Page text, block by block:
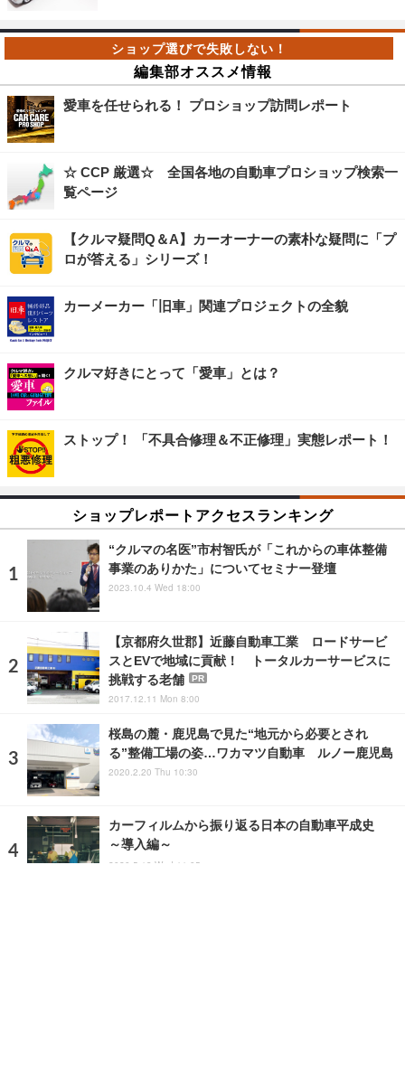
編集部オススメ情報
愛車を任せられる！ プロショップ訪問レポート
☆ CCP 厳選☆ 全国各地の自動車プロショップ検索一
覧ページ
【クルマ疑問Q＆A】カーオーナーの素朴な疑問に「プ
ロが答える」シリーズ！
カーメーカー「旧車」関連プロジェクトの全貌
クルマ好きにとって「愛車」とは？
ストップ！ 「不具合修理＆不正修理」実態レポート！
ショップレポートアクセスランキング
“クルマの名医”市村智氏が「これからの車体整備
事業のありかた」についてセミナー登壇
2023.10.4 Wed 18:00
【京都府久世郡】近藤自動車工業 ロードサービ
スとEVで地域に貢献！ トータルカーサービスに
挑戦する老舗
PR
2017.12.11 Mon 8:00
桜島の麓・鹿児島で見た“地元から必要とされ
る”整備工場の姿…ワカマツ自動車 ルノー鹿児島
2020.2.20 Thu 10:30
カーフィルムから振り返る日本の自動車平成史
～導入編～
2020.5.13 Wed 11:05